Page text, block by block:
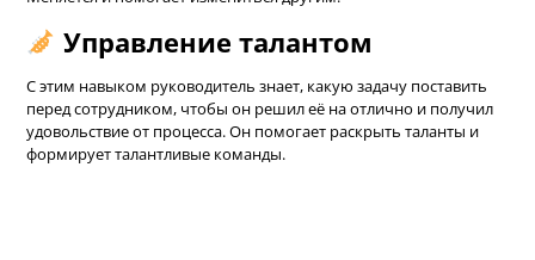
Управление талантом
С этим навыком руководитель знает, какую задачу поставить
перед сотрудником, чтобы он решил её на отлично и получил
удовольствие от процесса. Он помогает раскрыть таланты и
формирует талантливые команды.